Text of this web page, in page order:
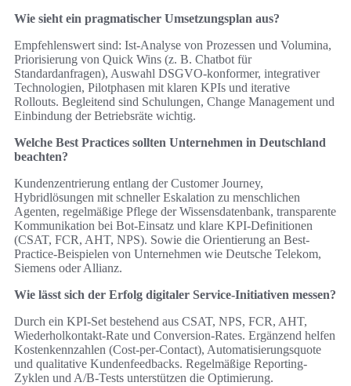
Wie sieht ein pragmatischer Umsetzungsplan aus?
Empfehlenswert sind: Ist-Analyse von Prozessen und Volumina,
Priorisierung von Quick Wins (z. B. Chatbot für
Standardanfragen), Auswahl DSGVO-konformer, integrativer
Technologien, Pilotphasen mit klaren KPIs und iterative
Rollouts. Begleitend sind Schulungen, Change Management und
Einbindung der Betriebsräte wichtig.
Welche Best Practices sollten Unternehmen in Deutschland
beachten?
Kundenzentrierung entlang der Customer Journey,
Hybridlösungen mit schneller Eskalation zu menschlichen
Agenten, regelmäßige Pflege der Wissensdatenbank, transparente
Kommunikation bei Bot-Einsatz und klare KPI-Definitionen
(CSAT, FCR, AHT, NPS). Sowie die Orientierung an Best-
Practice-Beispielen von Unternehmen wie Deutsche Telekom,
Siemens oder Allianz.
Wie lässt sich der Erfolg digitaler Service-Initiativen messen?
Durch ein KPI-Set bestehend aus CSAT, NPS, FCR, AHT,
Wiederholkontakt-Rate und Conversion-Rates. Ergänzend helfen
Kostenkennzahlen (Cost-per-Contact), Automatisierungsquote
und qualitative Kundenfeedbacks. Regelmäßige Reporting-
Zyklen und A/B-Tests unterstützen die Optimierung.